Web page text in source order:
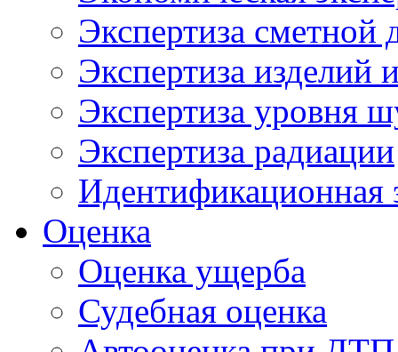
Экспертиза сметной
Экспертиза изделий
Экспертиза уровня
Экспертиза радиации
Идентификационная
Оценка
Оценка ущерба
Судебная оценка